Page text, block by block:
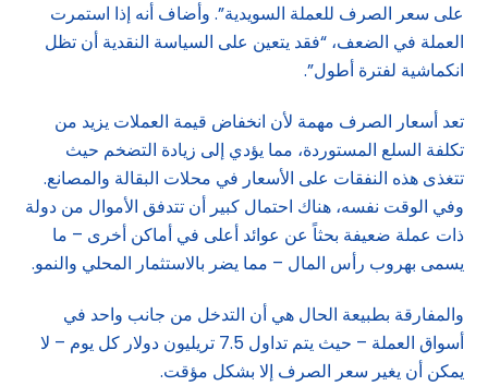
على سعر الصرف للعملة السويدية”. وأضاف أنه إذا استمرت
العملة في الضعف، “فقد يتعين على السياسة النقدية أن تظل
انكماشية لفترة أطول”.
تعد أسعار الصرف مهمة لأن انخفاض قيمة العملات يزيد من
تكلفة السلع المستوردة، مما يؤدي إلى زيادة التضخم حيث
تتغذى هذه النفقات على الأسعار في محلات البقالة والمصانع.
وفي الوقت نفسه، هناك احتمال كبير أن تتدفق الأموال من دولة
ذات عملة ضعيفة بحثاً عن عوائد أعلى في أماكن أخرى – ما
يسمى بهروب رأس المال – مما يضر بالاستثمار المحلي والنمو.
والمفارقة بطبيعة الحال هي أن التدخل من جانب واحد في
أسواق العملة – حيث يتم تداول 7.5 تريليون دولار كل يوم – لا
يمكن أن يغير سعر الصرف إلا بشكل مؤقت.